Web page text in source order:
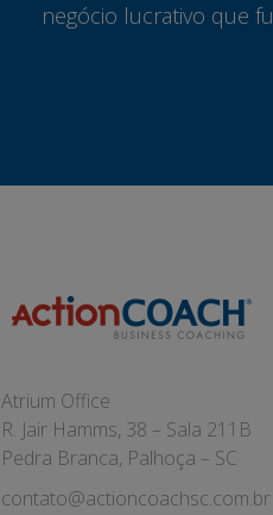
negócio lucrativo que
Atrium Office
R. Jair Hamms, 38 – Sala 211B
Pedra Branca, Palhoça – SC
contato@actioncoachsc.com.br